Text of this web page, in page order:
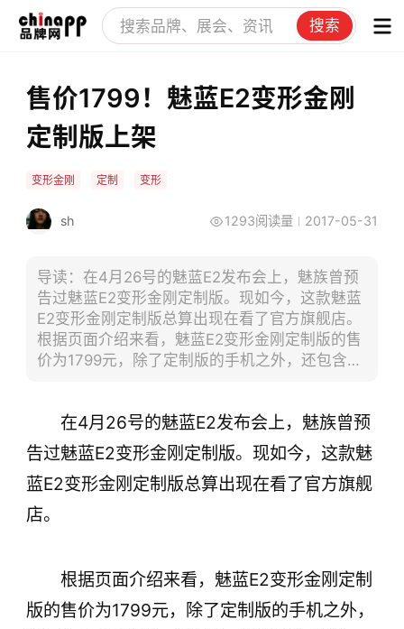
搜索
售价1799！魅蓝E2变形金刚
定制版上架
变形金刚 定制 变形
sh 1293阅读量 2017-05-31
导读：在4月26号的魅蓝E2发布会上，魅族曾预
告过魅蓝E2变形金刚定制版。现如今，这款魅蓝
E2变形金刚定制版总算出现在看了官方旗舰店。
根据页面介绍来看，魅蓝E2变形金刚定制版的售
价为1799元，除了定制版的手机之外，还包含
制的。配置上，这款魅蓝E2变形金刚定制版跟普
通版没有区别。作为对比，魅蓝E
在4月26号的魅蓝E2发布会上，魅族曾预
告过魅蓝E2变形金刚定制版。现如今，这款魅
蓝E2变形金刚定制版总算出现在看了官方旗舰
店。
根据页面介绍来看，魅蓝E2变形金刚定制
版的售价为1799元，除了定制版的手机之外，